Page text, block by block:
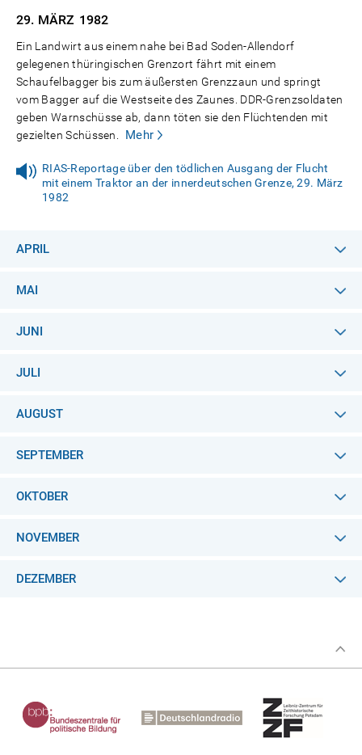
29. MÄRZ 1982
Ein Landwirt aus einem nahe bei Bad Soden-Allendorf
gelegenen thüringischen Grenzort fährt mit einem
Schaufelbagger bis zum äußersten Grenzzaun und springt
vom Bagger auf die Westseite des Zaunes. DDR-Grenzsoldaten
geben Warnschüsse ab, dann töten sie den Flüchtenden mit
gezielten Schüssen.
Mehr
RIAS-Reportage über den tödlichen Ausgang der Flucht
mit einem Traktor an der innerdeutschen Grenze, 29. März
1982
APRIL
MAI
JUNI
JULI
AUGUST
SEPTEMBER
OKTOBER
NOVEMBER
DEZEMBER